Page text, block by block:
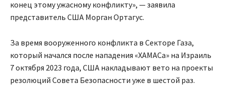
конец этому ужасному конфликту», — заявила
представитель США Морган Ортагус.
За время вооруженного конфликта в Секторе Газа,
который начался после нападения «ХАМАСа» на Израиль
7 октября 2023 года, США накладывают вето на проекты
резолюций Совета Безопасности уже в шестой раз.